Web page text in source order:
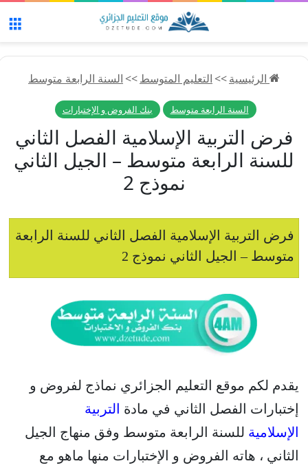
الرئيسية>>التعليم المتوسط>>السنة الرابعة متوسط
السنة الرابعة متوسط بنك الفروض و الإختبارات
فرض التربية الإسلامية الفصل الثاني
للسنة الرابعة متوسط – الجيل الثاني
نموذج 2
فرض التربية الإسلامية الفصل الثاني للسنة الرابعة
متوسط – الجيل الثاني نموذج 2
يقدم لكم موقع التعليم الجزائري نماذج لفروض و
إختبارات الفصل الثاني في مادة التربية
الإسلامية للسنة الرابعة متوسط وفق منهاج الجيل
الثاني ، هاته الفروض و الإختبارات منها ماهو مع